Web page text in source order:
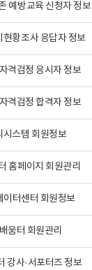
예방교육 신청자 정보
현황조사 응답자 정보
격검정 응시자 정보
격검정 합격자 정보
시스템 회원정보
홈페이지 회원관리
이터센터 회원정보
움터 회원관리
강사·서포터즈 정보